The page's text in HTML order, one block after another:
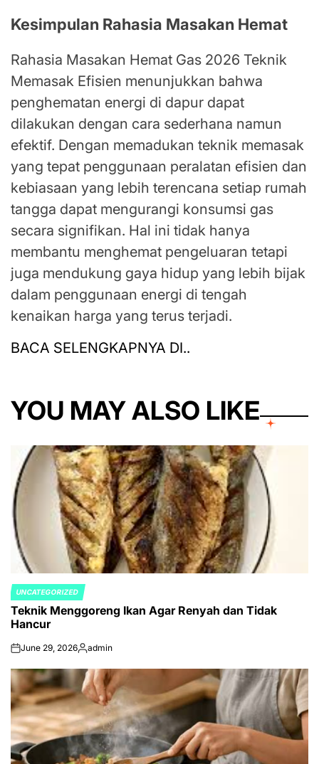
Kesimpulan Rahasia Masakan Hemat
Rahasia Masakan Hemat Gas 2026 Teknik
Memasak Efisien menunjukkan bahwa
penghematan energi di dapur dapat
dilakukan dengan cara sederhana namun
efektif. Dengan memadukan teknik memasak
yang tepat penggunaan peralatan efisien dan
kebiasaan yang lebih terencana setiap rumah
tangga dapat mengurangi konsumsi gas
secara signifikan. Hal ini tidak hanya
membantu menghemat pengeluaran tetapi
juga mendukung gaya hidup yang lebih bijak
dalam penggunaan energi di tengah
kenaikan harga yang terus terjadi.
BACA SELENGKAPNYA DI..
YOU MAY ALSO LIKE
POSTED
IN
UNCATEGORIZED
Teknik Menggoreng Ikan Agar Renyah dan Tidak
Hancur
onJune 29, 2026Posted
admin